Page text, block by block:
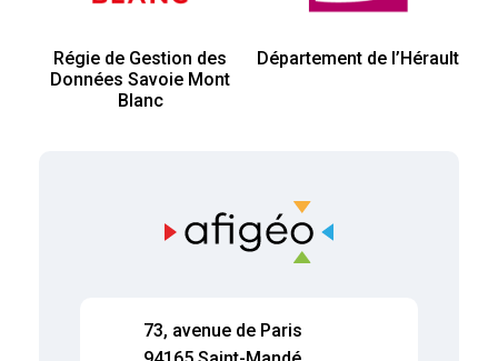
Régie de Gestion des
Données Savoie Mont
Blanc
Département de l’Hérault
73, avenue de Paris